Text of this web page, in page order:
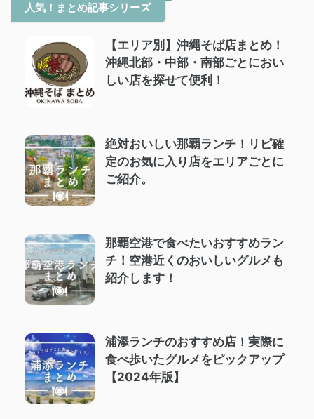
人気！まとめ記事シリーズ
【エリア別】沖縄そば店まとめ！
沖縄北部・中部・南部ごとにおい
しい店を探せて便利！
絶対おいしい那覇ランチ！リピ確
定のお気に入り店をエリアごとに
ご紹介。
那覇空港で食べたいおすすめラン
チ！空港近くのおいしいグルメも
紹介します！
浦添ランチのおすすめ店！実際に
食べ歩いたグルメをピックアップ
【2024年版】